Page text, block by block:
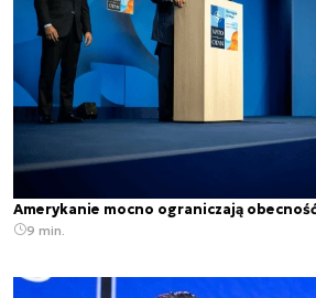
Amerykanie mocno ograniczają
9 min.